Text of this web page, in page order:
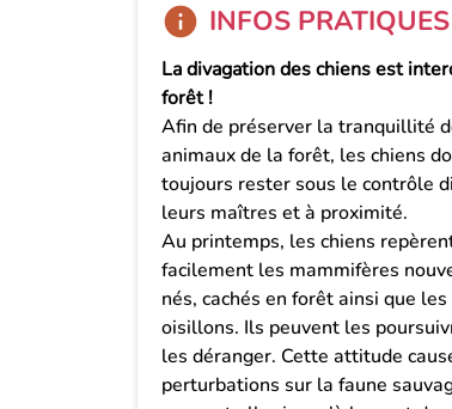
INFOS PRATIQUES
La divagation des chiens est
forêt !
Afin de préserver la tranquillité
animaux de la forêt, les chiens
toujours rester sous le contrôle
leurs maîtres et à proximité.
Au printemps, les chiens
facilement les mammifères
nés, cachés en forêt ainsi que les
oisillons. Ils peuvent les
les déranger. Cette attitude
perturbations sur la faune